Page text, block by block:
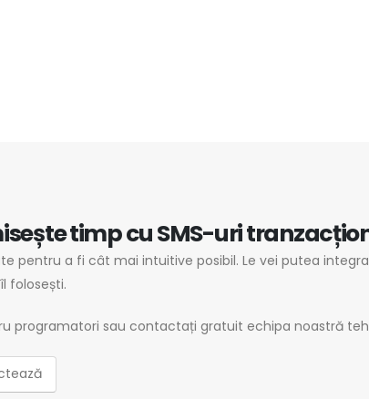
timp cu SMS-uri
pentru a fi cât mai intuitive posibil. Le vei putea
folosești.
programatori sau contactați gratuit echipa noastră